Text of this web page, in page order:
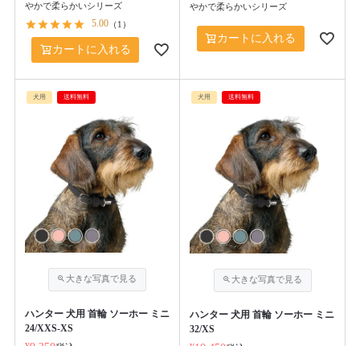
やかで柔らかいシリーズ
5.00（ 1 ）
カートに入れる
やかで柔らかいシリーズ
カートに入れる
犬用 送料無料
ハンター 犬用 首輪 ソーホー ミニ
24/XXS-XS
犬用 送料無料
ハンター 犬用 首輪 ソーホー ミニ
32/XS